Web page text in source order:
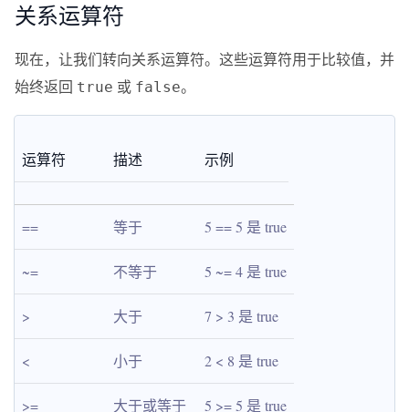
关系运算符
现在，让我们转向关系运算符。这些运算符用于比较值，并
始终返回 true 或 false。
运算符 描述 示例
== 等于 5 == 5 是 true
~= 不等于 5 ~= 4 是 true
> 大于 7 > 3 是 true
< 小于 2 < 8 是 true
>= 大于或等于 5 >= 5 是 true